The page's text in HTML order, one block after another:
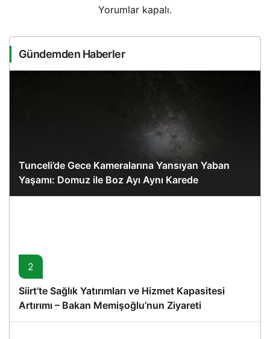
Yorumlar kapalı.
Gündemden Haberler
Tunceli’de Gece Kameralarına Yansıyan Yaban
Yaşamı: Domuz ile Boz Ayı Aynı Karede
2
Siirt’te Sağlık Yatırımları ve Hizmet Kapasitesi
Artırımı – Bakan Memişoğlu’nun Ziyareti